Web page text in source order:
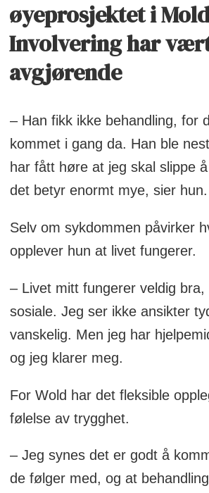
øyeprosjektet i
Involvering har
avgjørende
– Han fikk ikke behandling, for
kommet i gang da. Han ble
har fått høre at jeg skal slippe
det betyr enormt mye, sier hun.
Selv om sykdommen påvirker
opplever hun at livet fungerer.
– Livet mitt fungerer veldig
sosiale. Jeg ser ikke ansikter
vanskelig. Men jeg har
og jeg klarer meg.
For Wold har det fleksible
følelse av trygghet.
– Jeg synes det er godt å
de følger med, og at